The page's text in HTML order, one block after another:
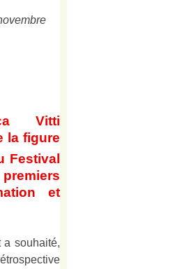
Vitti
la figure
Festival
et
a souhaité,